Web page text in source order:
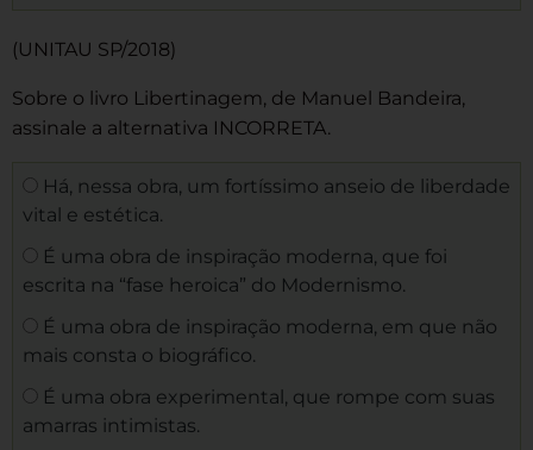
(UNITAU SP/2018)
Sobre o livro Libertinagem, de Manuel Bandeira,
assinale a alternativa INCORRETA.
Há, nessa obra, um fortíssimo anseio de liberdade
vital e estética.
É uma obra de inspiração moderna, que foi
escrita na “fase heroica” do Modernismo.
É uma obra de inspiração moderna, em que não
mais consta o biográfico.
É uma obra experimental, que rompe com suas
amarras intimistas.